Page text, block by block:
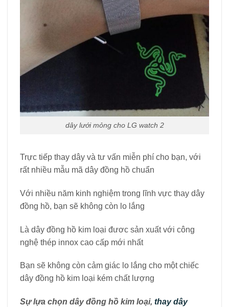
dây lưới mỏng cho LG watch 2
Trực tiếp thay dây và tư vấn miễn phí cho bạn, với
rất nhiều mẫu mã dây đồng hồ chuẩn
Với nhiều năm kinh nghiệm trong lĩnh vực thay dây
đồng hồ, bạn sẽ không còn lo lắng
Là dây đồng hồ kim loại đươc sản xuất với công
nghệ thép innox cao cấp mới nhất
Bạn sẽ không còn cảm giác lo lắng cho một chiếc
dây đồng hồ kim loại kém chất lượng
Sự lựa chọn dây đồng hồ kim loại, thay dây